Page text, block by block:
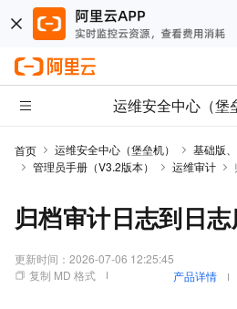
运维安全中心（堡
首页 运维安全中心（堡垒机） 基础版
管理员手册（V3.2版本）
运维审计
归档审计日志到日
更新时间： 2026-07-06 12:25:45
复制 MD 格式
产品详情